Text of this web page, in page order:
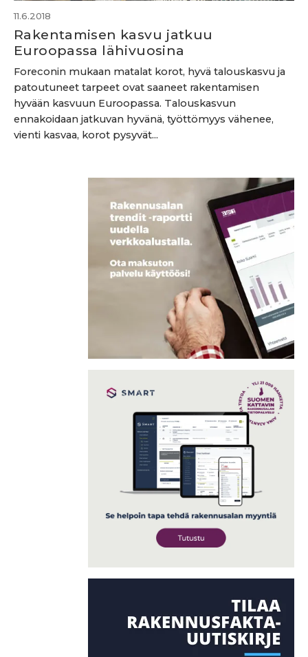
11.6.2018
Rakentamisen kasvu jatkuu
Euroopassa lähivuosina
Foreconin mukaan matalat korot, hyvä talouskasvu ja
patoutuneet tarpeet ovat saaneet rakentamisen
hyvään kasvuun Euroopassa. Talouskasvun
ennakoidaan jatkuvan hyvänä, työttömyys vähenee,
vienti kasvaa, korot pysyvät...